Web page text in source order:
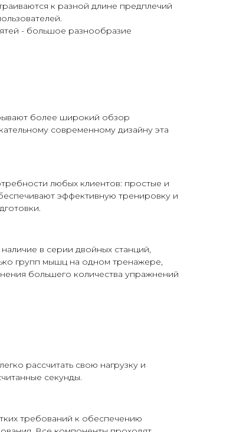
к разной длине предплечий
- большое разнообразие
более широкий обзор
современному дизайну эта
любых клиентов: простые и
эффективную тренировку и
в серии двойных станций,
групп мышц на одном тренажере,
большего количества упражнений
рассчитать свою нагрузку и
секунды.
требований к обеспечению